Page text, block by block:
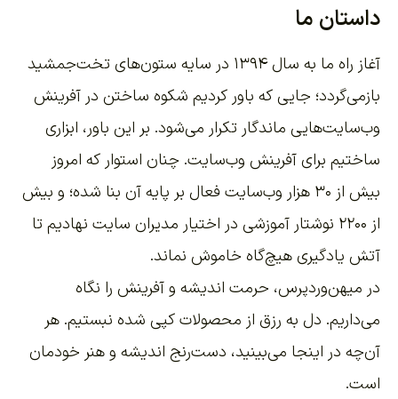
داستان ما
آغاز راه ما به سال ۱۳۹۴ در سایه ستون‌های تخت‌جمشید
بازمی‌گردد؛ جایی که باور کردیم شکوه ساختن در آفرینش
وب‌سایت‌هایی ماندگار تکرار می‌شود. بر این باور، ابزاری
ساختیم برای آفرینش وب‌سایت. چنان استوار که امروز
بیش از ۳۰ هزار وب‌سایت فعال بر پایه آن بنا شده؛ و بیش
از ۲۲۰۰
نوشتار آموزشی در اختیار مدیران سایت نهادیم تا
آتش یادگیری هیچ‌گاه خاموش نماند.
در میهن‌وردپرس، حرمت اندیشه و آفرینش را نگاه
می‌داریم. دل به رزق از محصولات کپی شده نبستیم. هر
آن‌چه در اینجا می‌بینید، دست‌رنج اندیشه و هنر خودمان
است.